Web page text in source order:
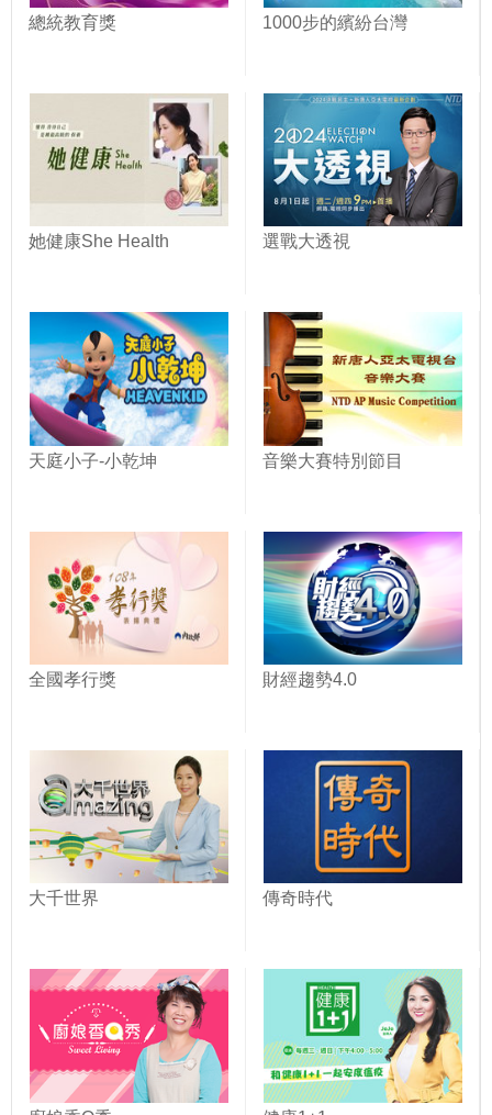
總統教育獎 1000步的繽紛台灣
她健康She Health 選戰大透視
天庭小子-小乾坤 音樂大賽特別節目
全國孝行獎 財經趨勢4.0
大千世界 傳奇時代